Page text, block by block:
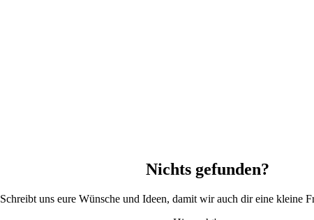
Nichts gefunden?
Schreibt uns eure Wünsche und Ideen, damit wir auch dir eine kleine